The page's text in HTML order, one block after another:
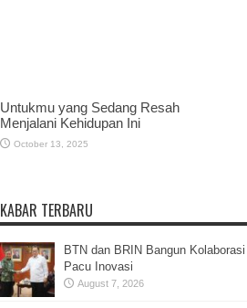
Untukmu yang Sedang Resah
Menjalani Kehidupan Ini
October 13, 2025
KABAR TERBARU
BTN dan BRIN Bangun Kolaborasi
Pacu Inovasi
August 7, 2026